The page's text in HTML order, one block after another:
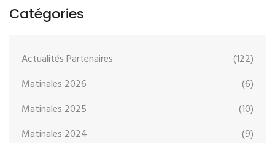
Catégories
Actualités Partenaires
(122)
Matinales 2026
(6)
Matinales 2025
(10)
Matinales 2024
(9)